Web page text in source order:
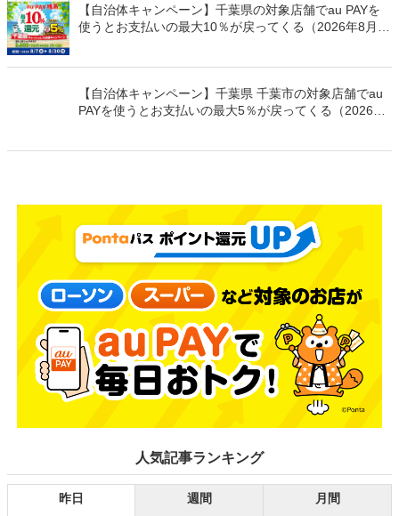
【自治体キャンペーン】千葉県の対象店舗でau PAYを
使うとお支払いの最大10％が戻ってくる（2026年8月7
【自治体キャンペーン】千葉県 千葉市の対象店舗でau
PAYを使うとお支払いの最大5％が戻ってくる（2026年
人気記事ランキング
昨日 週間 月間